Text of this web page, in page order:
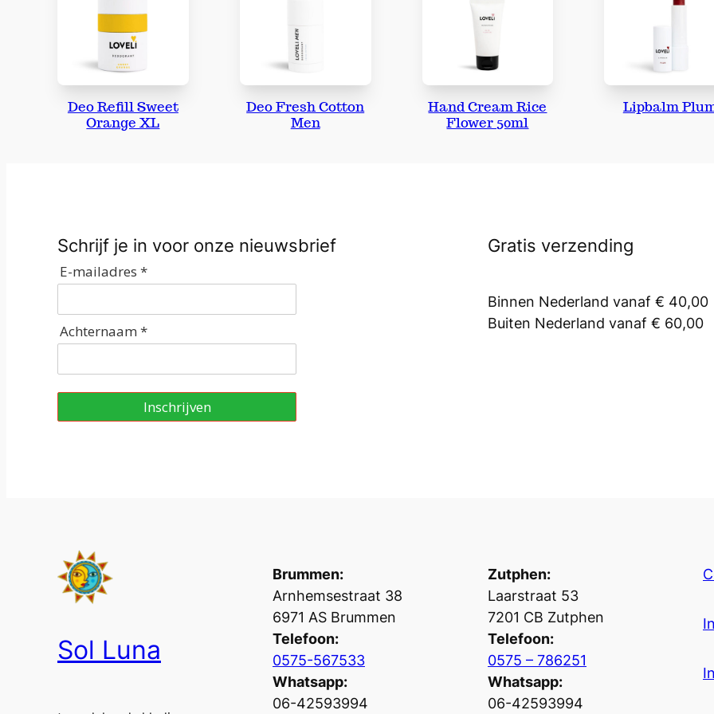
Deo Refill Sweet
Orange XL
Deo Fresh Cotton
Men
Hand Cream Rice
Flower 50ml
Lipbalm
Schrijf je in voor onze nieuwsbrief
E-mailadres *
Achternaam *
Inschrijven
Gratis verzending
Binnen Nederland vanaf € 40,00
Buiten Nederland vanaf € 60,00
Sol Luna
Brummen:
Arnhemsestraat 38
6971 AS Brummen
Telefoon:
0575-567533
Whatsapp:
06-42593994
Zutphen:
Laarstraat 53
7201 CB Zutphen
Telefoon:
0575 – 786251
Whatsapp:
06-42593994